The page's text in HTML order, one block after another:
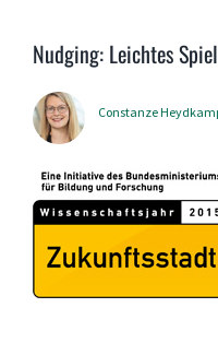
Fraunhofer IAO ↗
Nudging: Leichtes
Constanze